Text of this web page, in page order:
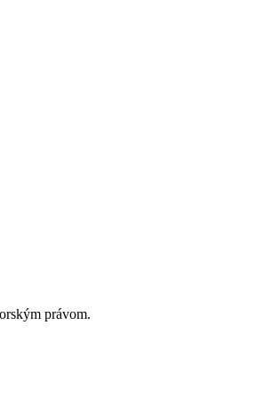
právom.